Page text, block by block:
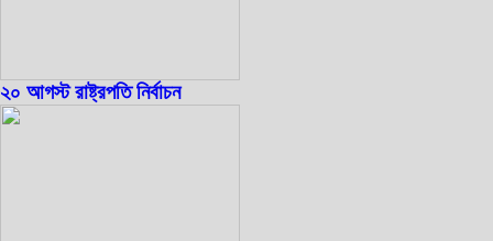
২০ আগস্ট রাষ্ট্রপতি নির্বাচন